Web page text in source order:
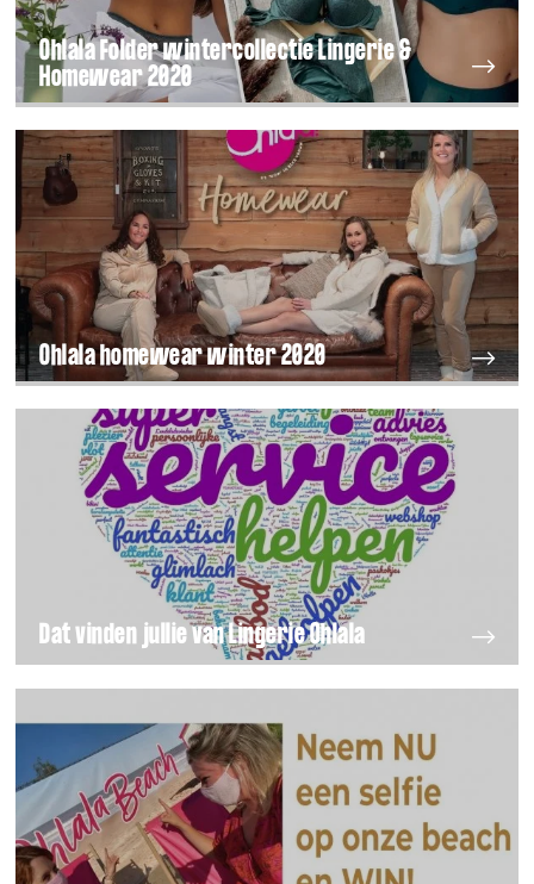
Ohlala Folder wintercollectie Lingerie &
Homewear 2020
Ohlala homewear winter 2020
Dat vinden jullie van Lingerie Ohlala